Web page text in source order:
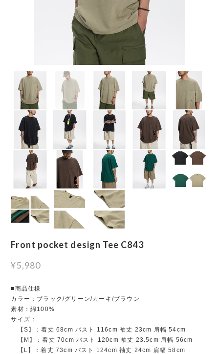
Front pocket design Tee C843
¥5,980
■商品仕様
カラー：ブラック/グリーン/カーキ/ブラウン
素材：綿100%
サイズ：
【S】：着丈 68cm バスト 116cm 袖丈 23cm 肩幅 54cm
【M】：着丈 70cm バスト 120cm 袖丈 23.5cm 肩幅 56cm
【L】：着丈 73cm バスト 124cm 袖丈 24cm 肩幅 58cm